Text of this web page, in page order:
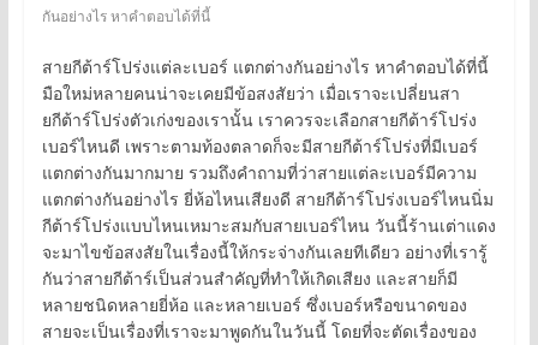
กันอย่างไร หาคำตอบได้ที่นี้
สายกีต้าร์โปร่งแต่ละเบอร์ แตกต่างกันอย่างไร หาคำตอบได้ที่นี้
มือใหม่หลายคนน่าจะเคยมีข้อสงสัยว่า เมื่อเราจะเปลี่ยนสา
ยกีต้าร์โปร่งตัวเก่งของเรานั้น เราควรจะเลือกสายกีต้าร์โปร่ง
เบอร์ไหนดี เพราะตามท้องตลาดก็จะมีสายกีต้าร์โปร่งที่มีเบอร์
แตกต่างกันมากมาย รวมถึงคำถามที่ว่าสายแต่ละเบอร์มีความ
แตกต่างกันอย่างไร ยี่ห้อไหนเสียงดี สายกีต้าร์โปร่งเบอร์ไหนนิ่ม
กีต้าร์โปร่งแบบไหนเหมาะสมกับสายเบอร์ไหน วันนี้ร้านเต่าแดง
จะมาไขข้อสงสัยในเรื่องนี้ให้กระจ่างกันเลยทีเดียว อย่างที่เรารู้
กันว่าสายกีต้าร์เป็นส่วนสำคัญที่ทำให้เกิดเสียง และสายก็มี
หลายชนิดหลายยี่ห้อ และหลายเบอร์ ซึ่งเบอร์หรือขนาดของ
สายจะเป็นเรื่องที่เราจะมาพูดกันในวันนี้ โดยที่จะตัดเรื่องของ